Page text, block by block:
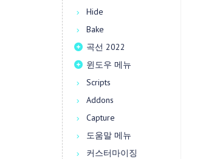
Hide
Bake
곡선 2022
윈도우 메뉴
Scripts
Addons
Capture
도움말 메뉴
커스터마이징